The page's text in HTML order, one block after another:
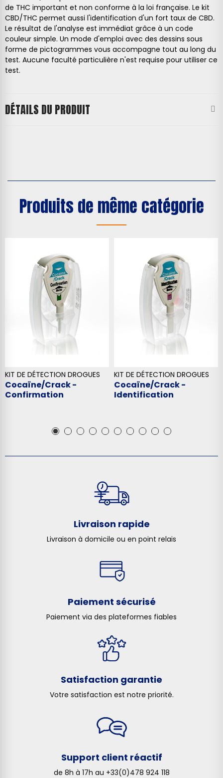
de THC important et non conforme à la loi française. Le kit
CBD/THC permet aussi l'identification d'un fort taux de CBD.
Le résultat de l'analyse est immédiat grâce à un code
couleur simple. Un mode d'emploi avec des dessins sous
forme de pictogrammes vous accompagne tout au long du
test. Aucune faculté particulière n'est requise pour utiliser ce
test.
DÉTAILS DU PRODUIT
Produits de même catégorie
KIT DE DÉTECTION DROGUES
Cocaïne/Crack -
Confirmation
KIT DE DÉTECTION DROGUES
Cocaïne/Crack -
Identification
Livraison rapide
Livraison à domicile ou en point relais
Paiement sécurisé
Paiement via des plateformes fiables
Satisfaction garantie
Votre satisfaction est notre priorité.
Support client réactif
de 8h à 17h au +33(0)478 924 118